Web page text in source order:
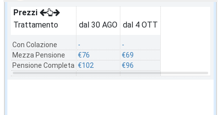
Prezzi
Trattamento
Con Colazione
Mezza Pensione
Pensione Completa
dal 30 AGO
-
€76
€102
dal 4 OTT
-
€69
€96